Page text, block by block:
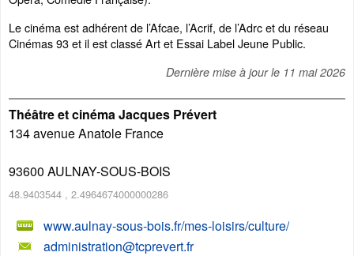
Le cinéma est adhérent de l’Afcae, l’Acrif, de l’Adrc et du réseau
Cinémas 93 et il est classé Art et Essai Label Jeune Public.
Dernière mise à jour le 11 mai 2026
Théâtre et cinéma Jacques Prévert
134 avenue Anatole France
93600 AULNAY-SOUS-BOIS
48.9403544 , 2.4964674000000286
www.aulnay-sous-bois.fr/mes-loisirs/culture/
administration@tcprevert.fr